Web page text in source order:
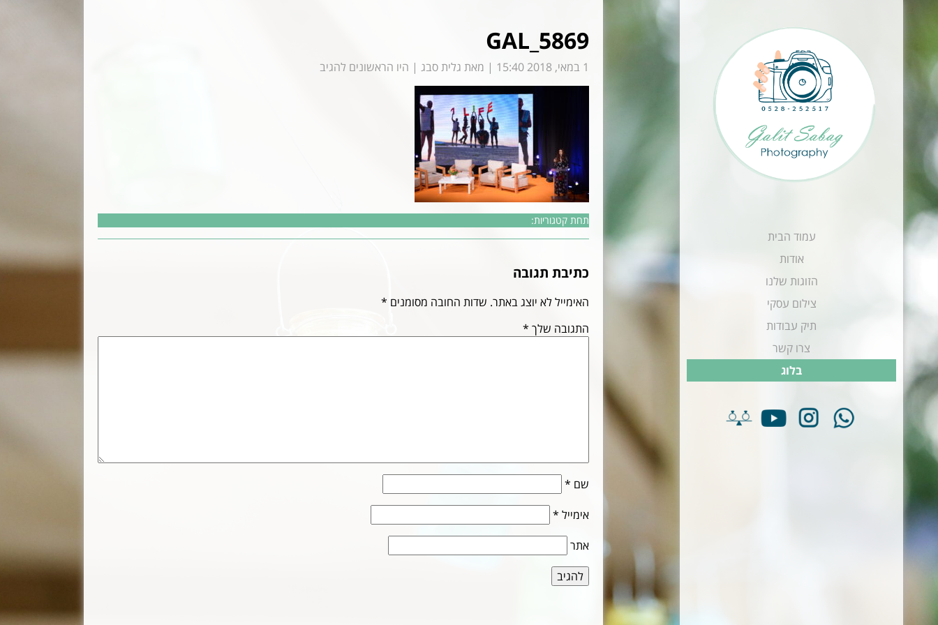
עמוד הבית
אודות
הזוגות שלנו
צילום עסקי
תיק עבודות
צרו קשר
בלוג
GAL_5869
1 במאי, 2018 15:40 | מאת גלית סבג | היו הראשונים להגיב
תחת קטגוריות:
כתיבת תגובה
האימייל לא יוצג באתר. שדות החובה מסומנים *
התגובה שלך *
שם *
אימייל *
אתר